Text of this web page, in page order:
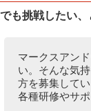
も挑戦したい
マークスアン
い。そんな気
方を募集して
各種研修やサ